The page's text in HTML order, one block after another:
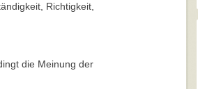
Richtigkeit,
die Meinung der